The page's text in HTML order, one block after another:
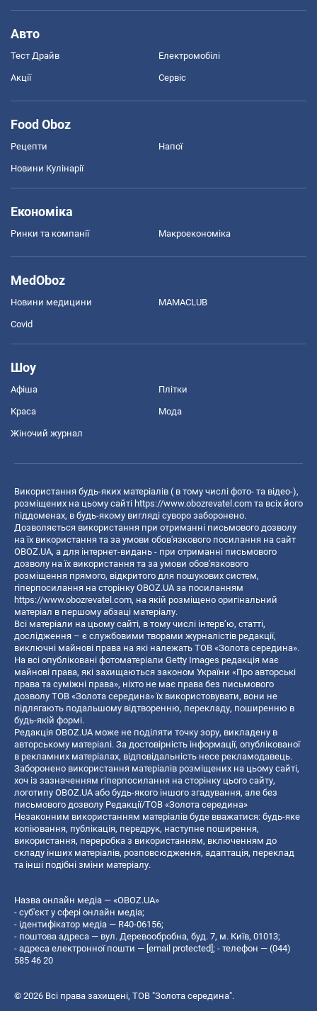
Авто
Тест Драйв Електромобілі
Акції Сервіс
Food Oboz
Рецепти Напої
Новини Кулінарії
Економіка
Ринки та компанії Макроекономіка
MedOboz
Новини медицини MAMACLUB
Covid
Шоу
Афіша Плітки
Краса Мода
Жіночий журнал
Використання будь-яких матеріалів ( в тому числі фото- та відео-),
розміщених на цьому сайті https://www.obozrevatel.com та всіх його
піддоменах, в будь-якому вигляді суворо заборонено.
Дозволяється використання при отриманні письмового дозволу
на їх використання та за умови обов'язкового посилання на сайт
OBOZ.UA, а для інтернет-видань - при отриманні письмового
дозволу на їх використання та за умови обов'язкового
розміщення прямого, відкритого для пошукових систем,
гіперпосилання на сторінку OBOZ.UA за посиланням
https://www.obozrevatel.com, на якій розміщено оригінальний
матеріал в першому абзаці матеріалу.
Всі матеріали на цьому сайті, в тому числі інтерв’ю, статті,
дослідження – є службовими творами журналістів редакції,
виключні майнові права на які належать ТОВ «Золота середина».
На всі опубліковані фотоматеріали Getty Images редакція має
майнові права, які захищаються законом України «Про авторські
права та суміжні права», ніхто не має права без письмового
дозволу ТОВ «Золота середина» їх використовувати, вони не
підлягають подальшому відтворенню, перекладу, поширенню в
будь-якій формі.
Редакція OBOZ.UA може не поділяти точку зору, викладену в
авторському матеріалі. За достовірність інформації, опублікованої
в рекламних матеріалах, відповідальність несе рекламодавець.
Заборонено використання матеріалів розміщених на цьому сайті,
хоч із зазначенням гіперпосилання на сторінку цього сайту,
логотипу OBOZ.UA або будь-якого іншого згадування, але без
письмового дозволу Редакції/ТОВ «Золота середина»
Незаконним використанням матеріалів буде вважатися: будь-яке
копiювання, публiкацiя, передрук, наступне поширення,
використання, переробка з використанням, включенням до
складу інших матеріалів, розповсюдження, адаптація, переклад
та інші подібні зміни матеріалу.
Назва онлайн медіа — «OBOZ.UA»
- суб'єкт у сфері онлайн медіа;
- ідентифікатор медіа — R40-06156;
- поштова адреса — вул. Деревообробна, буд. 7, м. Київ, 01013;
- адреса електронної пошти — [email protected] ; - телефон — (044)
585 46 20
© 2026 Всі права захищені, ТОВ "Золота середина".